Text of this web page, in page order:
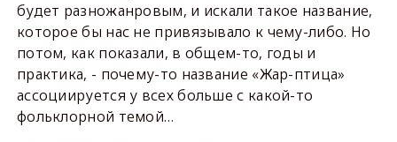
будет разножанровым, и искали такое название,
которое бы нас не привязывало к чему-либо. Но
потом, как показали, в общем-то, годы и
практика, - почему-то название «Жар-птица»
ассоциируется у всех больше с какой-то
фольклорной темой…